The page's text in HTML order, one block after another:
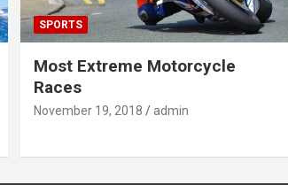
SPORTS
Most Extreme Motorcycle
Races
November 19, 2018 admin